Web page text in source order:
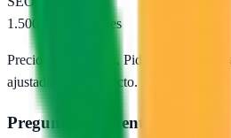
1.500 – 5.000 €/mes
Precios orientativos. Pide presupuesto
ajustadas a tu proyecto.
Preguntas frecuentes